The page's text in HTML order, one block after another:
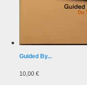
Guided By...
10,00 €